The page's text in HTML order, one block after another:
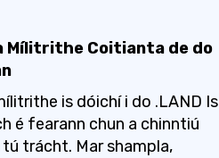
Mílitrithe Coitianta de do
is dóichí i do .LAND Is
é fearann ​​chun a chinntiú
trácht. Mar shampla,